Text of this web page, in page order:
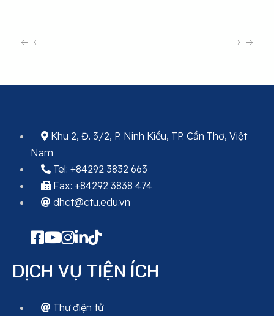
‹ ›
Khu 2, Đ. 3/2, P. Ninh Kiều, TP. Cần Thơ, Việt
Nam
Tel: +84292 3832 663
Fax: +84292 3838 474
dhct@ctu.edu.vn
DỊCH VỤ TIỆN ÍCH
Thư điện tử